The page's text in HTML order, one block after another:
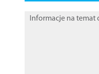
Informacje na temat